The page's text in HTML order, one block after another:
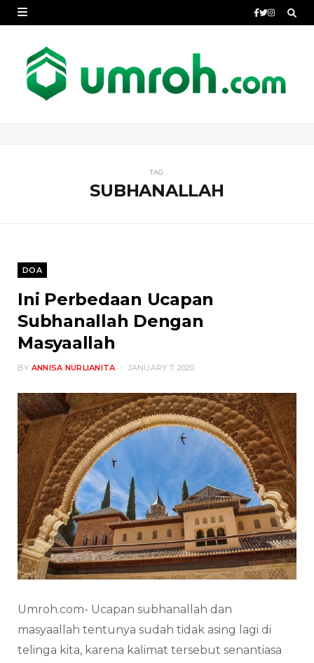
TAG
SUBHANALLAH
DOA
Ini Perbedaan Ucapan
Subhanallah Dengan
Masyaallah
BY ANNISA NURLIANITA JANUARY 7, 2020
Umroh.com- Ucapan subhanallah dan
masyaallah tentunya sudah tidak asing lagi di
telinga kita, karena kalimat tersebut senantiasa